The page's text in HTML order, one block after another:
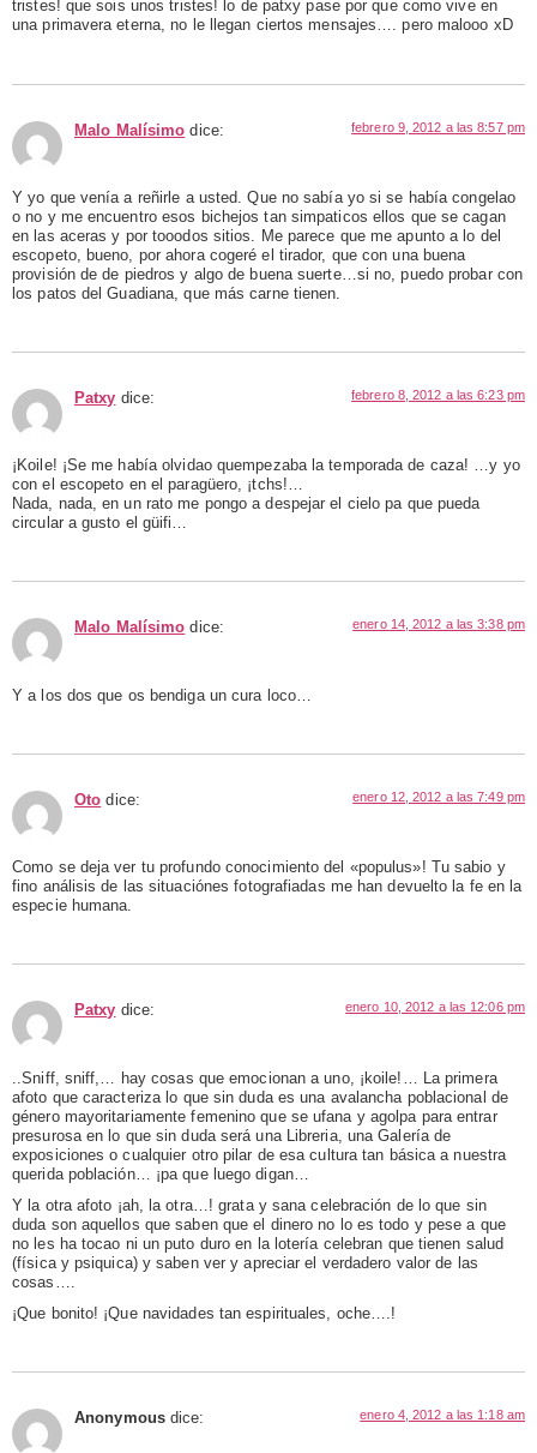
tristes! que sois unos tristes! lo de patxy pase por que como vive en
una primavera eterna, no le llegan ciertos mensajes…. pero malooo xD
Malo Malísimo dice: febrero 9, 2012 a las 8:57 pm
Y yo que venía a reñirle a usted. Que no sabía yo si se había congelao
o no y me encuentro esos bichejos tan simpaticos ellos que se cagan
en las aceras y por tooodos sitios. Me parece que me apunto a lo del
escopeto, bueno, por ahora cogeré el tirador, que con una buena
provisión de de piedros y algo de buena suerte…si no, puedo probar con
los patos del Guadiana, que más carne tienen.
Patxy dice: febrero 8, 2012 a las 6:23 pm
¡Koile! ¡Se me había olvidao quempezaba la temporada de caza! …y yo
con el escopeto en el paragüero, ¡tchs!…
Nada, nada, en un rato me pongo a despejar el cielo pa que pueda
circular a gusto el güifi…
Malo Malísimo dice: enero 14, 2012 a las 3:38 pm
Y a los dos que os bendiga un cura loco…
Oto dice: enero 12, 2012 a las 7:49 pm
Como se deja ver tu profundo conocimiento del «populus»! Tu sabio y
fino análisis de las situaciónes fotografiadas me han devuelto la fe en la
especie humana.
Patxy dice: enero 10, 2012 a las 12:06 pm
..Sniff, sniff,… hay cosas que emocionan a uno, ¡koile!… La primera
afoto que caracteriza lo que sin duda es una avalancha poblacional de
género mayoritariamente femenino que se ufana y agolpa para entrar
presurosa en lo que sin duda será una Libreria, una Galería de
exposiciones o cualquier otro pilar de esa cultura tan básica a nuestra
querida población… ¡pa que luego digan…
Y la otra afoto ¡ah, la otra…! grata y sana celebración de lo que sin
duda son aquellos que saben que el dinero no lo es todo y pese a que
no les ha tocao ni un puto duro en la lotería celebran que tienen salud
(física y psiquica) y saben ver y apreciar el verdadero valor de las
cosas….
¡Que bonito! ¡Que navidades tan espirituales, oche….!
Anonymous dice: enero 4, 2012 a las 1:18 am